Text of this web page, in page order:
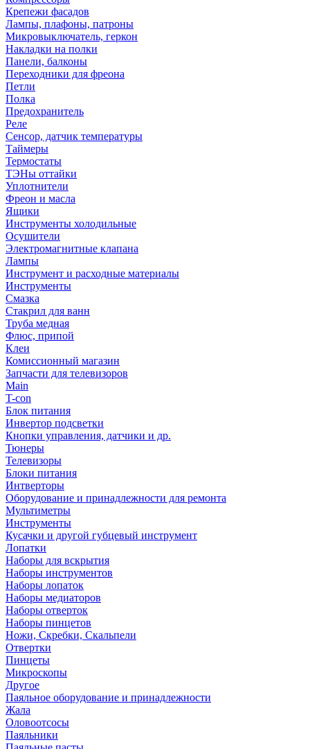
Крепежи фасадов
Лампы, плафоны, патроны
Микровыключатель, геркон
Накладки на полки
Панели, балконы
Переходники для фреона
Петли
Полка
Предохранитель
Реле
Сенсор, датчик температуры
Таймеры
Термостаты
ТЭНы оттайки
Уплотнители
Фреон и масла
Ящики
Инструменты холодильные
Осушители
Электромагнитные клапана
Лампы
Инструмент и расходные материалы
Инструменты
Смазка
Стакрил для ванн
Труба медная
Флюс, припой
Клеи
Комиссионный магазин
Запчасти для телевизоров
Main
T-con
Блок питания
Инвертор подсветки
Кнопки управления, датчики и др.
Тюнеры
Телевизоры
Блоки питания
Интверторы
Оборудование и принадлежности для ремонта
Мультиметры
Инструменты
Кусачки и другой губцевый инструмент
Лопатки
Наборы для вскрытия
Наборы инструментов
Наборы лопаток
Наборы медиаторов
Наборы отверток
Наборы пинцетов
Ножи, Скребки, Скальпели
Отвертки
Пинцеты
Микроскопы
Другое
Паяльное оборудование и принадлежности
Жала
Оловоотсосы
Паяльники